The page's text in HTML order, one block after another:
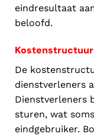
eindresultaat
beloofd.
Kostenstructuur
De
dienstverleners
Dienstverleners
sturen, wat
eindgebruiker.